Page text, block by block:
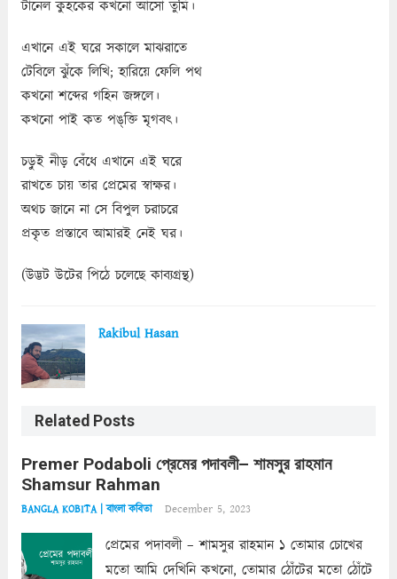
টানেল কুহকের কখনো আসো তুমি।
এখানে এই ঘরে সকালে মাঝরাতে
টেবিলে ঝুঁকে লিখি; হারিয়ে ফেলি পথ
কখনো শব্দের গহিন জঙ্গলে।
কখনো পাই কত পঙ্‌ক্তি মৃগবৎ।
চড়ুই নীড় বেঁধে এখানে এই ঘরে
রাখতে চায় তার প্রেমের স্বাক্ষর।
অথচ জানে না সে বিপুল চরাচরে
প্রকৃত প্রস্তাবে আমারই নেই ঘর।
(উদ্ভট উটের পিঠে চলেছে কাব্যগ্রন্থ)
Rakibul Hasan
Related Posts
Premer Podaboli প্রেমের পদাবলী– শামসুর রাহমান
Shamsur Rahman
BANGLA KOBITA | বাংলা কবিতা December 5, 2023
প্রেমের পদাবলী – শামসুর রাহমান ১ তোমার চোখের
মতো আমি দেখিনি কখনো, তোমার ঠোঁটের মতো ঠোঁটে